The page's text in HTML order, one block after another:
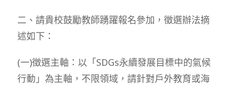
二、請貴校鼓勵教師踴躍報名參加，徵選辦法摘
述如下：
(一)徵選主軸：以「SDGs永續發展目標中的氣候
行動」為主軸，不限領域，請針對戶外教育或海